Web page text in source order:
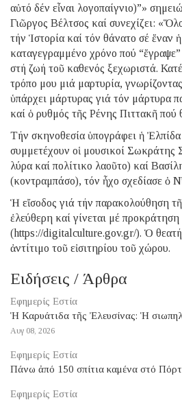
αὐτό δέν εἶναι λογοπαίγνιο)”»
Γιῶργος Βέλτσος καί συνεχίζει:
τήν Ἱστορία καί τόν θάνατο σέ ἕναν
καταγεγραμμένο χρόνο πού
στή ζωή τοῦ καθενός ξεχωριστά.
τρόπο μου μιά μαρτυρία,
ὑπάρχει μάρτυρας γιά τόν μάρτυρα
καί ὁ ρυθμός τῆς Ρένης Πιττακῆ πού
Τήν σκηνοθεσία ὑπογράφει ἡ
συμμετέχουν οἱ μουσικοί Σωκράτης
λύρα καί πολίτικο λαοῦτο) καί
(κοντραμπάσο), τόν ἦχο σχεδίασε ὁ
Ἡ εἴσοδος γιά τήν παρακολούθηση
ἐλεύθερη καί γίνεται μέ προκράτηση
(https://digitalculture.gov.gr/). Ὁ
ἀντίτιμο τοῦ εἰσιτηρίου τοῦ χώρου.
Ειδήσεις / Άρθρα
Εφημερίς Εστία
Ἡ Καρυάτιδα τῆς Ἐλευσίνας: Ἡ
Αυγ 08, 2026
Εφημερίς Εστία
Πάνω ἀπό 150 σπίτια καμένα στό
Εφημερίς Εστία